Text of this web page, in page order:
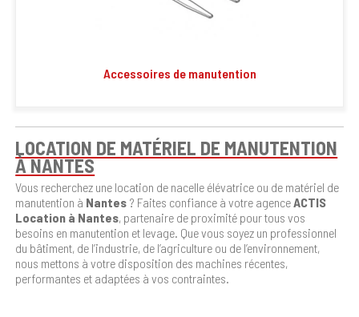
Accessoires de manutention
LOCATION DE MATÉRIEL DE MANUTENTION
À NANTES
Vous recherchez une location de nacelle élévatrice ou de matériel de
manutention à Nantes ? Faites confiance à votre agence ACTIS
Location à Nantes, partenaire de proximité pour tous vos
besoins en manutention et levage. Que vous soyez un professionnel
du bâtiment, de l’industrie, de l’agriculture ou de l’environnement,
nous mettons à votre disposition des machines récentes,
performantes et adaptées à vos contraintes.